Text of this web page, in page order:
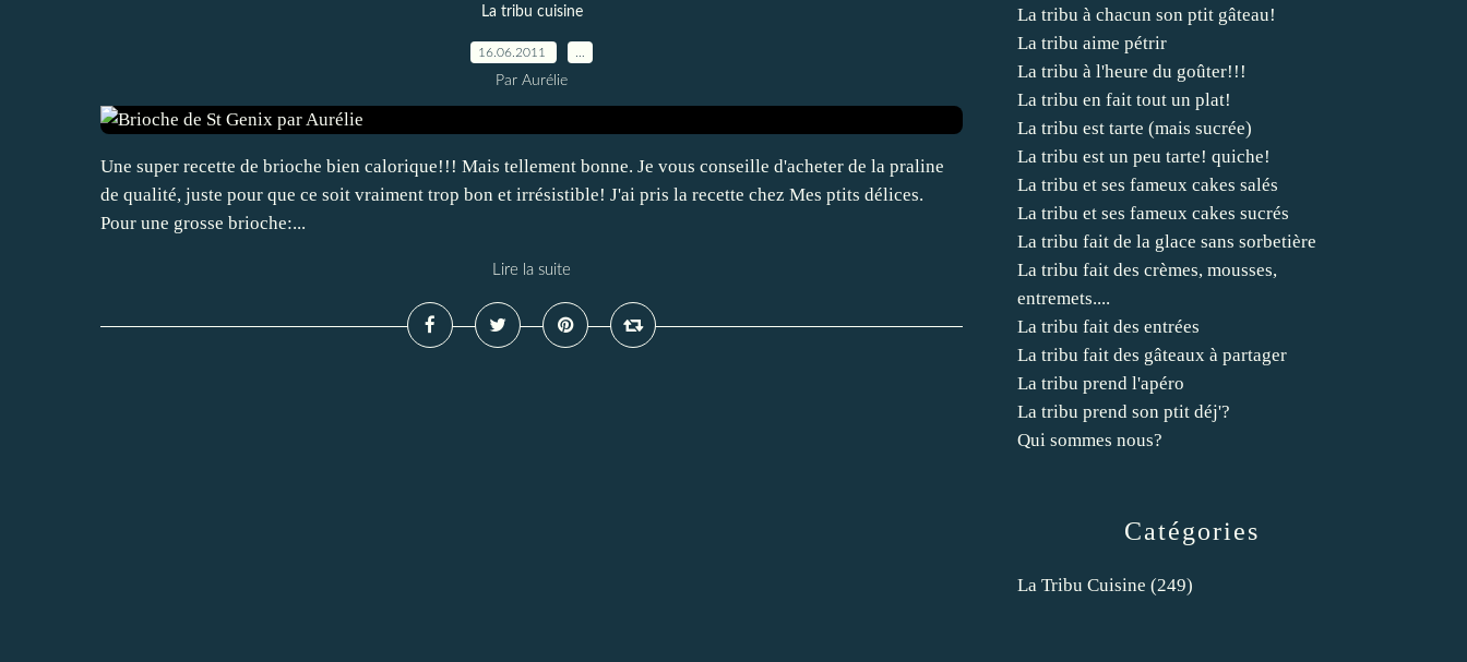
La tribu cuisine
16.06.2011
Par Aurélie
Une super recette de brioche bien calorique!!! Mais tellement bonne. Je vous conseille d'acheter de la praline
de qualité, juste pour que ce soit vraiment trop bon et irrésistible! J'ai pris la recette chez Mes ptits délices.
Pour une grosse brioche:...
Lire la suite
Catégories
La Tribu Cuisine (249)
La tribu à chacun son ptit gâteau!
La tribu aime pétrir
La tribu à l'heure du goûter!!!
La tribu en fait tout un plat!
La tribu est tarte (mais sucrée)
La tribu est un peu tarte! quiche!
La tribu et ses fameux cakes salés
La tribu et ses fameux cakes sucrés
La tribu fait de la glace sans sorbetière
La tribu fait des crèmes, mousses,
entremets....
La tribu fait des entrées
La tribu fait des gâteaux à partager
La tribu prend l'apéro
La tribu prend son ptit déj'?
Qui sommes nous?